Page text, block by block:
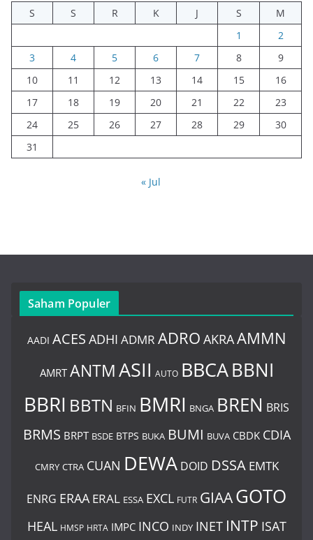
S
S R K J S
M
1
2
3
4 5 6 7 8
9
10
11 12 13 14 15
16
17
18 19 20 21 22
23
24
25 26 27 28 29
30
31
« Jul
Saham Populer
AADI ACES ADHI ADMR ADRO AKRAAMMN
AMRT ANTMASII AUTO BBCABBNI
BBRI BBTN BFIN BMRI BNGA BREN BRIS
BRMS BRPT BSDE BTPS BUKA BUMI BUVA CBDK CDIA
CMRY CTRA CUAN DEWA DOID DSSA EMTK
ENRG ERAA ERAL ESSA EXCL FUTR GIAAGOTO
HEAL HMSP HRTA IMPC INCO INDY INET INTP ISAT